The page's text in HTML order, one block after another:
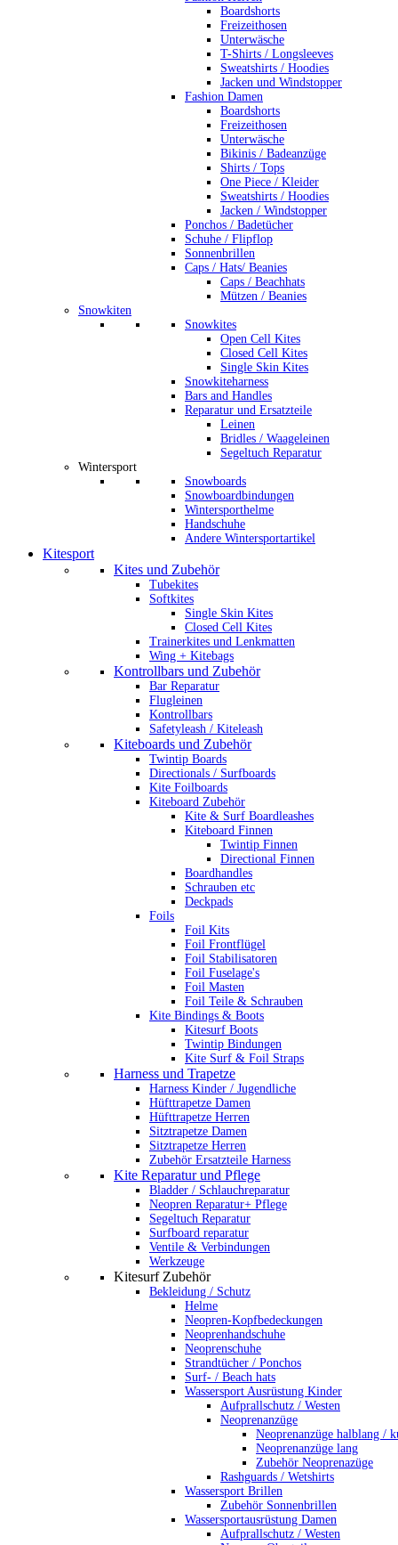
Boardshorts
Freizeithosen
Unterwäsche
T-Shirts / Longsleeves
Sweatshirts / Hoodies
Jacken und Windstopper
Fashion Damen
Boardshorts
Freizeithosen
Unterwäsche
Bikinis / Badeanzüge
Shirts / Tops
One Piece / Kleider
Sweatshirts / Hoodies
Jacken / Windstopper
Ponchos / Badetücher
Schuhe / Flipflop
Sonnenbrillen
Caps / Hats/ Beanies
Caps / Beachhats
Mützen / Beanies
Snowkiten
Snowkites
Open Cell Kites
Closed Cell Kites
Single Skin Kites
Snowkiteharness
Bars and Handles
Reparatur und Ersatzteile
Leinen
Bridles / Waageleinen
Segeltuch Reparatur
Wintersport
Snowboards
Snowboardbindungen
Wintersporthelme
Handschuhe
Andere Wintersportartikel
Kitesport
Kites und Zubehör
Tubekites
Softkites
Single Skin Kites
Closed Cell Kites
Trainerkites und Lenkmatten
Wing + Kitebags
Kontrollbars und Zubehör
Bar Reparatur
Flugleinen
Kontrollbars
Safetyleash / Kiteleash
Kiteboards und Zubehör
Twintip Boards
Directionals / Surfboards
Kite Foilboards
Kiteboard Zubehör
Kite & Surf Boardleashes
Kiteboard Finnen
Twintip Finnen
Directional Finnen
Boardhandles
Schrauben etc
Deckpads
Foils
Foil Kits
Foil Frontflügel
Foil Stabilisatoren
Foil Fuselage's
Foil Masten
Foil Teile & Schrauben
Kite Bindings & Boots
Kitesurf Boots
Twintip Bindungen
Kite Surf & Foil Straps
Harness und Trapetze
Harness Kinder / Jugendliche
Hüfttrapetze Damen
Hüfttrapetze Herren
Sitztrapetze Damen
Sitztrapetze Herren
Zubehör Ersatzteile Harness
Kite Reparatur und Pflege
Bladder / Schlauchreparatur
Neopren Reparatur+ Pflege
Segeltuch Reparatur
Surfboard reparatur
Ventile & Verbindungen
Werkzeuge
Kitesurf Zubehör
Bekleidung / Schutz
Helme
Neopren-Kopfbedeckungen
Neoprenhandschuhe
Neoprenschuhe
Strandtücher / Ponchos
Surf- / Beach hats
Wassersport Ausrüstung Kinder
Aufprallschutz / Westen
Neoprenanzüge
Neoprenanzüge halblang /
Neoprenanzüge lang
Zubehör Neoprenazüge
Rashguards / Wetshirts
Wassersport Brillen
Zubehör Sonnenbrillen
Wassersportausrüstung Damen
Aufprallschutz / Westen